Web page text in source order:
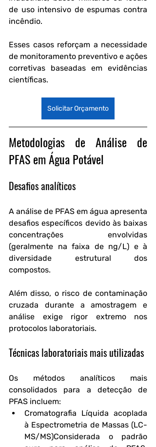
de uso intensivo de espumas contra
incêndio.
Esses casos reforçam a necessidade
de monitoramento preventivo e ações
corretivas baseadas em evidências
científicas.
Solicitar Orçamento
Metodologias de Análise de
PFAS em Água Potável
Desafios analíticos
A análise de PFAS em água apresenta
desafios específicos devido às baixas
concentrações envolvidas
(geralmente na faixa de ng/L) e à
diversidade estrutural dos
compostos.
Além disso, o risco de contaminação
cruzada durante a amostragem e
análise exige rigor extremo nos
protocolos laboratoriais.
Técnicas laboratoriais mais utilizadas
Os métodos analíticos mais
consolidados para a detecção de
PFAS incluem:
Cromatografia Líquida acoplada
à Espectrometria de Massas (LC-
MS/MS)Considerada o padrão